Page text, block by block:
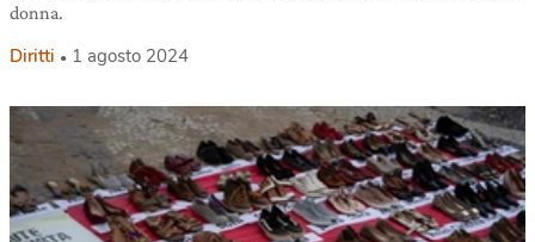
donna.
Diritti 1 agosto 2024